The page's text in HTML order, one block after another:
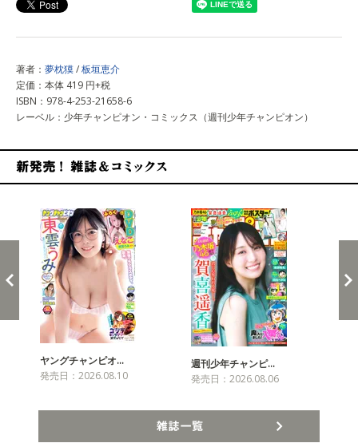
著者： 夢枕獏/板垣恵介
定価：本体 419 円+税
ISBN：978-4-253-21658-6
レーベル：少年チャンピオン・コミックス（週刊少年チャンピオン）
ヤングチャンピオ…
発売日：2026.08.10
週刊少年チャンピ…
発売日：2026.08.06